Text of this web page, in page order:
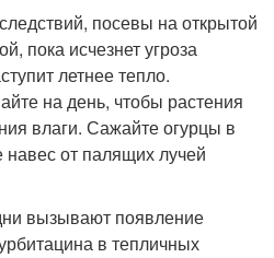
посевы на открытой
пока исчезнет угроза
летнее тепло.
на день, чтобы растения
влаги. Сажайте огурцы в
навес от палящих лучей
вызывают появление
в тепличных